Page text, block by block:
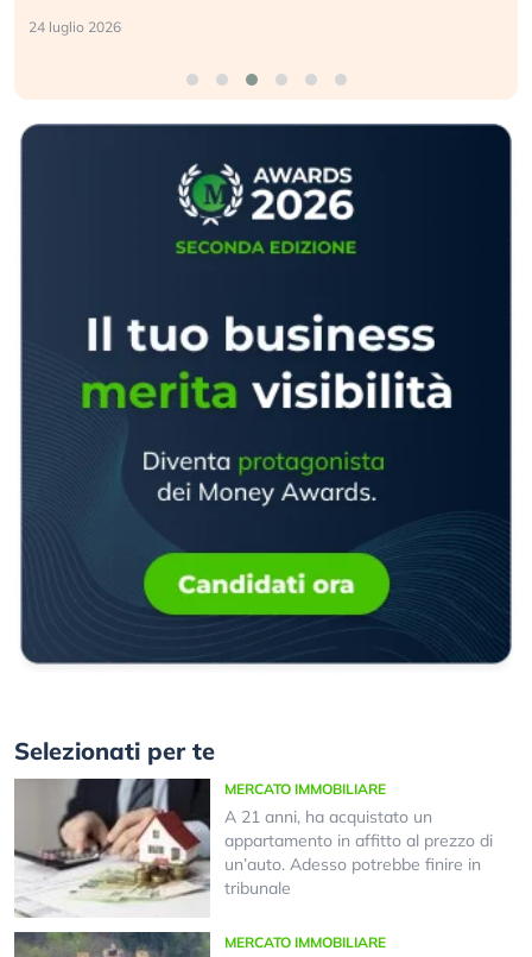
24 luglio 2026
Selezionati per te
MERCATO IMMOBILIARE
A 21 anni, ha acquistato un
appartamento in affitto al prezzo di
un’auto. Adesso potrebbe finire in
tribunale
MERCATO IMMOBILIARE